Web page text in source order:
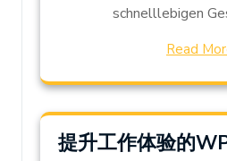
schnelllebigen
Read
提升工作体验的